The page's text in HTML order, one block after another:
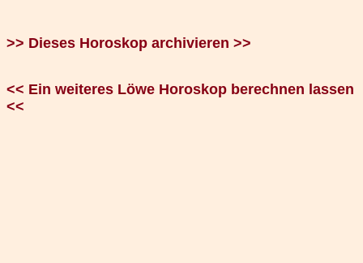
>> Dieses Horoskop archivieren >>
<< Ein weiteres Löwe Horoskop berechnen lassen
<<